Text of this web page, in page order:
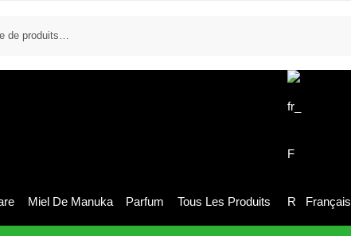
Miel De Manuka Parfum Tous Les Produits Français